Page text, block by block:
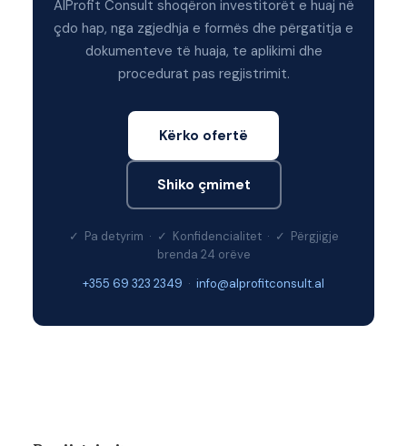
AlProfit Consult shoqëron investitorët e huaj në
çdo hap, nga zgjedhja e formës dhe përgatitja e
dokumenteve të huaja, te aplikimi dhe
procedurat pas regjistrimit.
Kërko ofertë
Shiko çmimet
✓ Pa detyrim · ✓ Konfidencialitet · ✓ Përgjigje
brenda 24 orëve
+355 69 323 2349 · info@alprofitconsult.al